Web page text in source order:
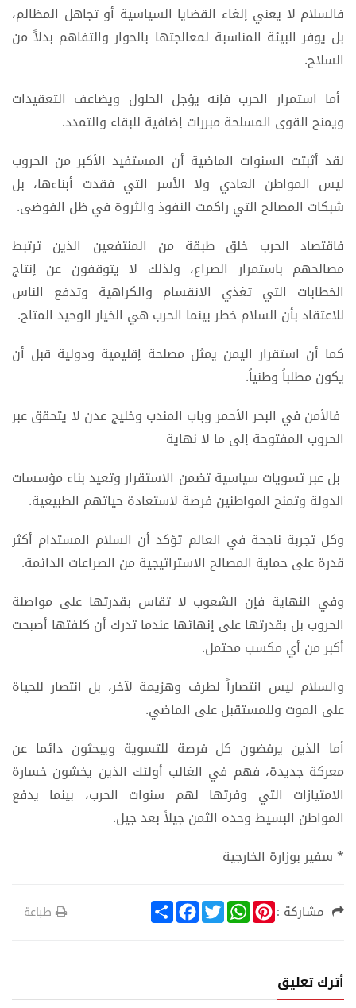
فالسلام لا يعني إلغاء القضايا السياسية أو تجاهل المظالم،
بل يوفر البيئة المناسبة لمعالجتها بالحوار والتفاهم بدلاً من
السلاح.
أما استمرار الحرب فإنه يؤجل الحلول ويضاعف التعقيدات
ويمنح القوى المسلحة مبررات إضافية للبقاء والتمدد.
لقد أثبتت السنوات الماضية أن المستفيد الأكبر من الحروب
ليس المواطن العادي ولا الأسر التي فقدت أبناءها، بل
شبكات المصالح التي راكمت النفوذ والثروة في ظل الفوضى.
فاقتصاد الحرب خلق طبقة من المنتفعين الذين ترتبط
مصالحهم باستمرار الصراع، ولذلك لا يتوقفون عن إنتاج
الخطابات التي تغذي الانقسام والكراهية وتدفع الناس
للاعتقاد بأن السلام خطر بينما الحرب هي الخيار الوحيد المتاح.
كما أن استقرار اليمن يمثل مصلحة إقليمية ودولية قبل أن
يكون مطلباً وطنياً.
فالأمن في البحر الأحمر وباب المندب وخليج عدن لا يتحقق عبر
الحروب المفتوحة إلى ما لا نهاية
بل عبر تسويات سياسية تضمن الاستقرار وتعيد بناء مؤسسات
الدولة وتمنح المواطنين فرصة لاستعادة حياتهم الطبيعية.
وكل تجربة ناجحة في العالم تؤكد أن السلام المستدام أكثر
قدرة على حماية المصالح الاستراتيجية من الصراعات الدائمة.
وفي النهاية فإن الشعوب لا تقاس بقدرتها على مواصلة
الحروب بل بقدرتها على إنهائها عندما تدرك أن كلفتها أصبحت
أكبر من أي مكسب محتمل.
والسلام ليس انتصاراً لطرف وهزيمة لآخر، بل انتصار للحياة
على الموت وللمستقبل على الماضي.
أما الذين يرفضون كل فرصة للتسوية ويبحثون دائما عن
معركة جديدة، فهم في الغالب أولئك الذين يخشون خسارة
الامتيازات التي وفرتها لهم سنوات الحرب، بينما يدفع
المواطن البسيط وحده الثمن جيلاً بعد جيل.
* سفير بوزارة الخارجية
مشاركة : S
h
F
a
k
T
w
W
h
p
P
i
s
طباعة
أترك تعليق